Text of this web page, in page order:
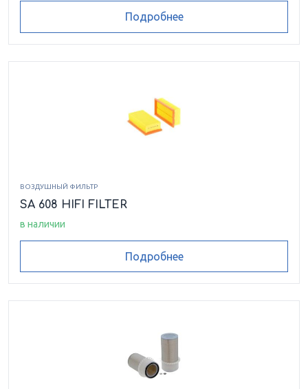
Подробнее
ВОЗДУШНЫЙ ФИЛЬТР
SA 608 HIFI FILTER
в наличии
Подробнее